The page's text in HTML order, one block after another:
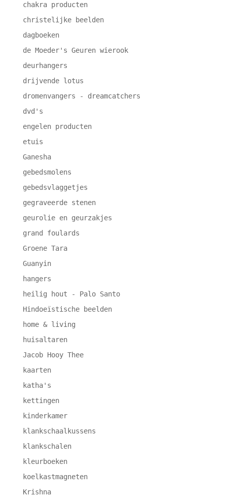
chakra producten
christelijke beelden
dagboeken
de Moeder's Geuren wierook
deurhangers
drijvende lotus
dromenvangers - dreamcatchers
dvd's
engelen producten
etuis
Ganesha
gebedsmolens
gebedsvlaggetjes
gegraveerde stenen
geurolie en geurzakjes
grand foulards
Groene Tara
Guanyin
hangers
heilig hout - Palo Santo
Hindoeïstische beelden
home & living
huisaltaren
Jacob Hooy Thee
kaarten
katha's
kettingen
kinderkamer
klankschaalkussens
klankschalen
kleurboeken
koelkastmagneten
Krishna